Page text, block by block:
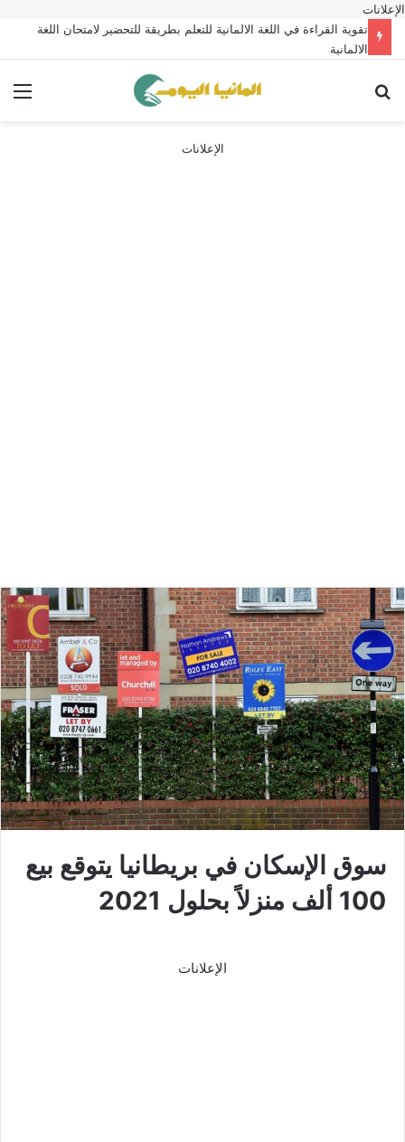
الإعلانات
تقوية القراءة في اللغة الالمانية للتعلم بطريقة للتحضير لامتحان اللغة
الالمانية
الإعلانات
سوق الإسكان في بريطانيا يتوقع بيع
100 ألف منزلاً بحلول 2021
الإعلانات